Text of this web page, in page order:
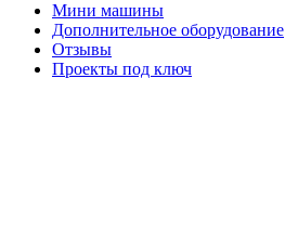
Мини машины
Дополнительное оборудование
Отзывы
Проекты под ключ